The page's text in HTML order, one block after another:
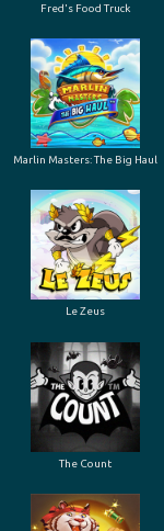
Fred's Food Truck
Marlin Masters: The Big Haul
Le Zeus
The Count